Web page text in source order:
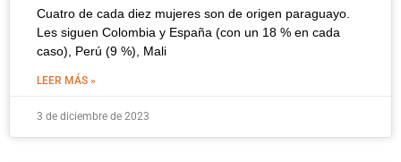
Cuatro de cada diez mujeres son de origen paraguayo.
Les siguen Colombia y España (con un 18 % en cada
caso), Perú (9 %), Mali
LEER MÁS »
3 de diciembre de 2023